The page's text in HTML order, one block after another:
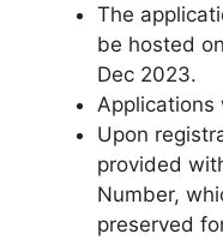
The
be hosted
Dec 2023.
Applications
Upon
provided
Number,
preserved